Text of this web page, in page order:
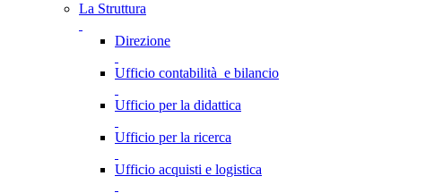
La Struttura
Direzione
Ufficio contabilità e bilancio
Ufficio per la didattica
Ufficio per la ricerca
Ufficio acquisti e logistica